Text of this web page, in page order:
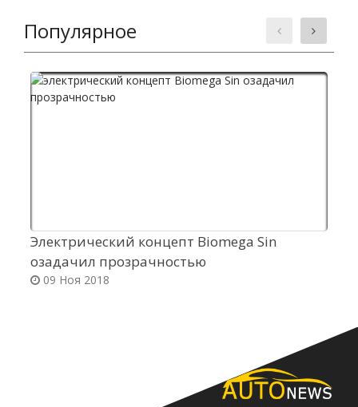
Популярное
Электрический концепт Biomega Sin
озадачил прозрачностью
09 Ноя 2018